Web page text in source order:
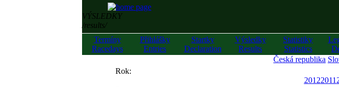
VÝSLEDKY
/results/
Termíny
Racedays
Přihlášky
Entries
Startky
Declaration
Výsledky
Results
Statistiky
Statistics
Česká republika
Rok:
20122011